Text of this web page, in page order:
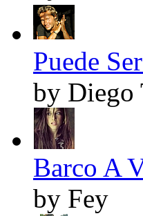
Puede
by Diego
Barco A
by Fey